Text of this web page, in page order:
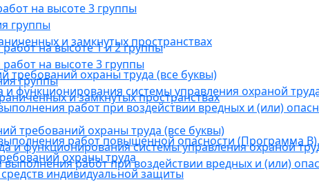
на высоте 3 группы
группы
и замкнутых пространствах
требований охраны труда (все буквы)
функционирования системы управления охраной
работ при воздействии вредных и (или)
работ повышенной опасности (Программа В).
охраны труда
индивидуальной защиты
на высоте 1 и 2 группы
на высоте 3 группы
группы
и замкнутых пространствах
требований охраны труда (все буквы)
и функционирования системы управления охраной
работ при воздействии вредных и (или)